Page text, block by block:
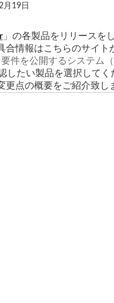
月19日
」の各製品をリリースを
合情報はこちらのサイ
件を公開するシステム（
たい製品を選択してく
更点の概要をご紹介致